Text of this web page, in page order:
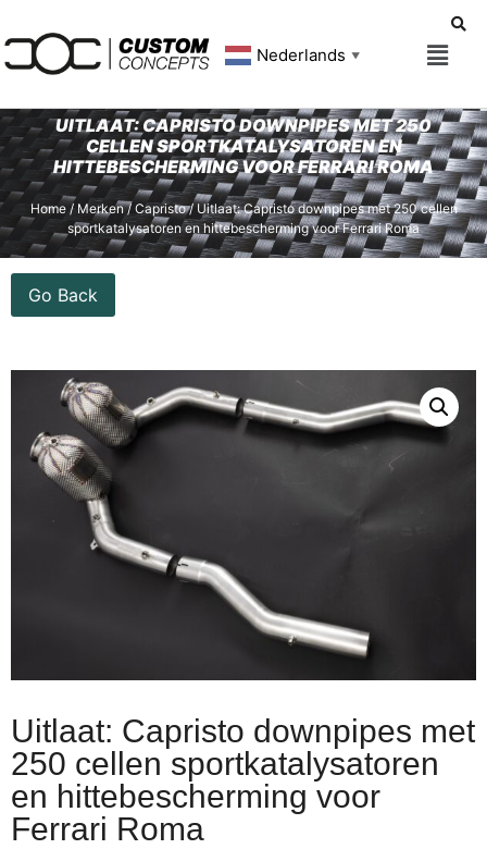
Nederlands ▼
UITLAAT: CAPRISTO DOWNPIPES MET 250
CELLEN SPORTKATALYSATOREN EN
HITTEBESCHERMING VOOR FERRARI ROMA
Home/ Merken/ Capristo/ Uitlaat: Capristo downpipes met 250 cellen
sportkatalysatoren en hittebescherming voor Ferrari Roma
Go Back
Uitlaat: Capristo downpipes met
250 cellen sportkatalysatoren
en hittebescherming voor
Ferrari Roma